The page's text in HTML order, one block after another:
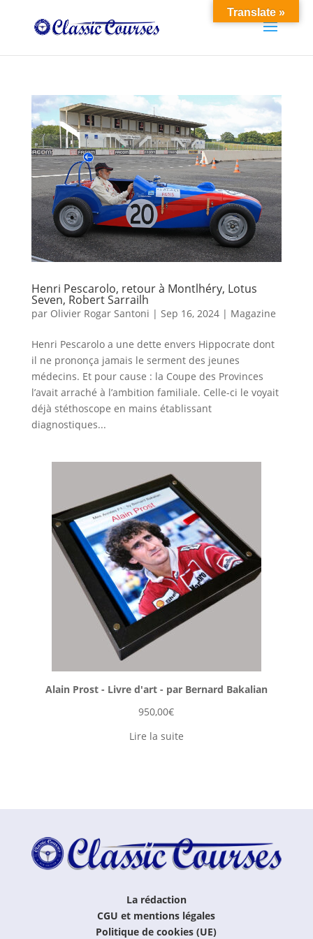
Henri Pescarolo, retour à Montlhéry, Lotus
Seven, Robert Sarrailh
par Olivier Rogar Santoni | Sep 16, 2024| Magazine
Henri Pescarolo a une dette envers Hippocrate dont
il ne prononça jamais le serment des jeunes
médecins. Et pour cause : la Coupe des Provinces
l’avait arraché à l’ambition familiale. Celle-ci le voyait
déjà stéthoscope en mains établissant
diagnostiques...
Alain Prost - Livre d'art - par Bernard Bakalian
950,00€
Lire la suite
La rédaction
CGU et mentions légales
Politique de cookies (UE)
Translate »